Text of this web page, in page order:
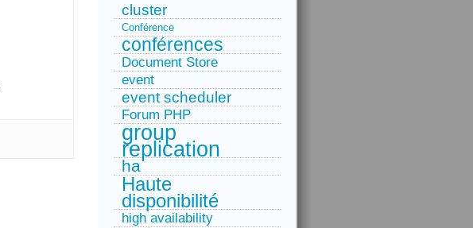
cluster
Conférence
conférences
Document Store
event
event scheduler
Forum PHP
group
replication
ha
Haute
disponibilité
high availability